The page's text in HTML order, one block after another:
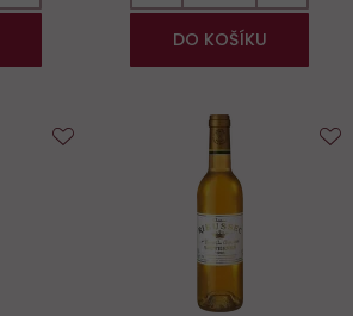
DO KOŠÍKU